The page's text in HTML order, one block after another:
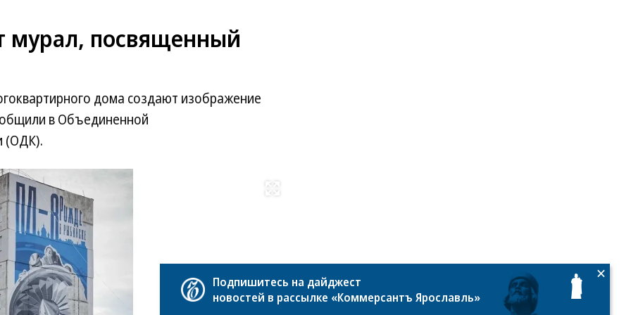
мурал, посвященный
дома создают изображение
в Объединенной
(ОДК).
Развернуть на весь экран
Подпишитесь на дайджест
новостей в рассылке «Коммерсантъ Ярославль»